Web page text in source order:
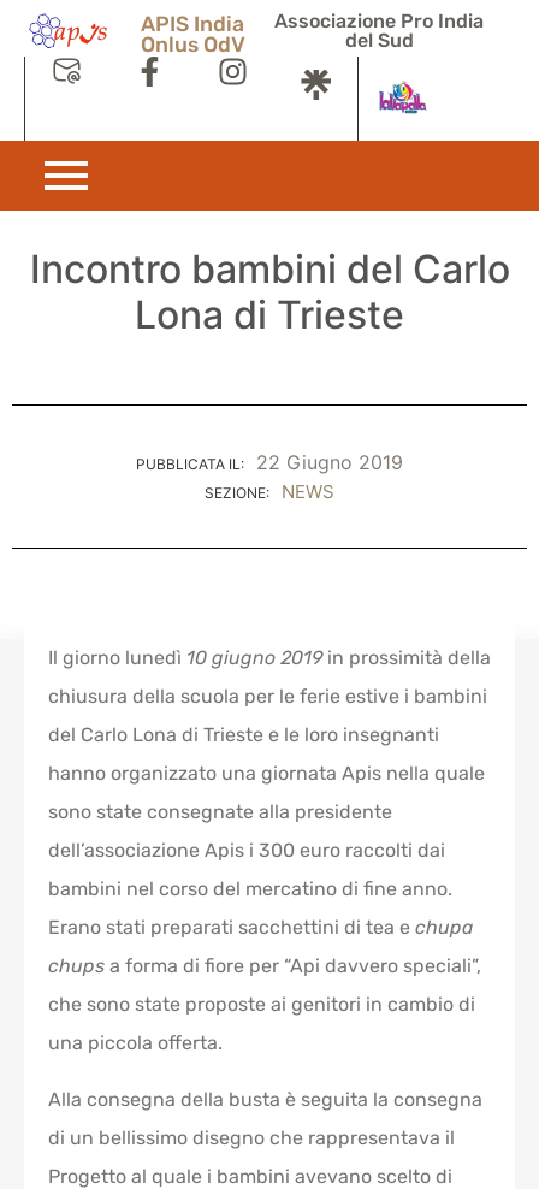
APIS India
Onlus OdV
Associazione Pro India
del Sud
Incontro bambini del Carlo
Lona di Trieste
PUBBLICATA IL: 22 Giugno 2019
SEZIONE: NEWS
Il giorno lunedì 10 giugno 2019in prossimità della
chiusura della scuola per le ferie estive i bambini
del Carlo Lona di Trieste e le loro insegnanti
hanno organizzato una giornata Apis nella quale
sono state consegnate alla presidente
dell’associazione Apis i 300 euro raccolti dai
bambini nel corso del mercatino di fine anno.
Erano stati preparati sacchettini di tea e chupa
chups a forma di fiore per “Api davvero speciali”,
che sono state proposte ai genitori in cambio di
una piccola offerta.
Alla consegna della busta è seguita la consegna
di un bellissimo disegno che rappresentava il
Progetto al quale i bambini avevano scelto di